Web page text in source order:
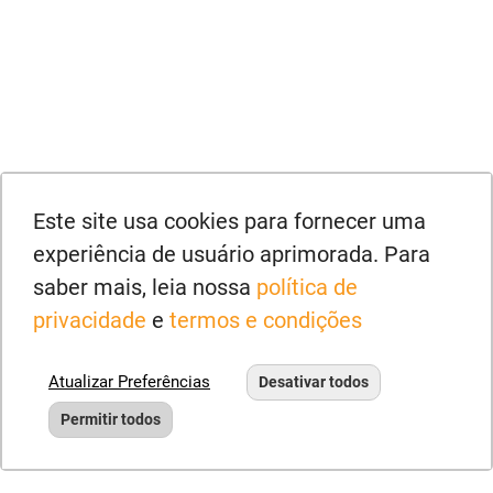
Este site usa cookies para fornecer uma
experiência de usuário aprimorada. Para
saber mais, leia nossa política de
privacidade e termos e condições
Atualizar Preferências Desativar todos
Permitir todos